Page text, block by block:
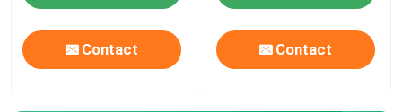
Instruments séismiques
Contact Contact